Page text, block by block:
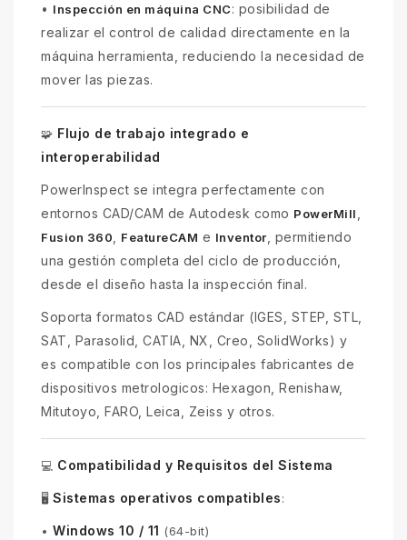
• Inspección en máquina CNC: posibilidad de
realizar el control de calidad directamente en la
máquina herramienta, reduciendo la necesidad de
mover las piezas.
🧩 Flujo de trabajo integrado e
interoperabilidad
PowerInspect se integra perfectamente con
entornos CAD/CAM de Autodesk como PowerMill
Fusion 360 FeatureCAM e Inventor , permitiendo
una gestión completa del ciclo de producción,
desde el diseño hasta la inspección final.
Soporta formatos CAD estándar (IGES, STEP, STL,
SAT, Parasolid, CATIA, NX, Creo, SolidWorks) y
es compatible con los principales fabricantes de
dispositivos metrologicos: Hexagon, Renishaw,
Mitutoyo, FARO, Leica, Zeiss y otros.
💻 Compatibilidad y Requisitos del Sistema
🖥️ Sistemas operativos compatibles:
• Windows 10 / 11 (64-bit)